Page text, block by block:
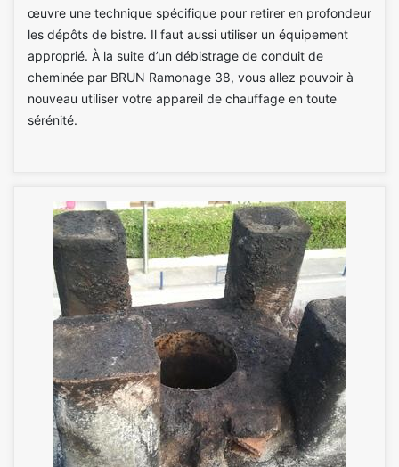
œuvre une technique spécifique pour retirer en profondeur
les dépôts de bistre. Il faut aussi utiliser un équipement
approprié. À la suite d’un débistrage de conduit de
cheminée par BRUN Ramonage 38, vous allez pouvoir à
nouveau utiliser votre appareil de chauffage en toute
sérénité.